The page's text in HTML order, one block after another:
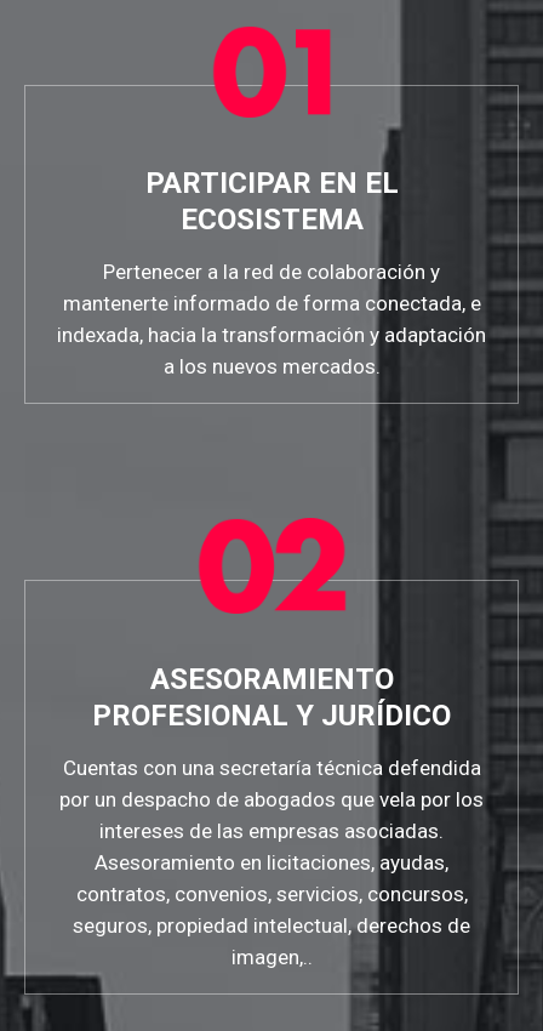
PARTICIPAR EN EL
ECOSISTEMA
Pertenecer a la red de colaboración y
mantenerte informado de forma conectada, e
indexada, hacia la transformación y adaptación
a los nuevos mercados.
ASESORAMIENTO
PROFESIONAL Y JURÍDICO
Cuentas con una secretaría técnica defendida
por un despacho de abogados que vela por los
intereses de las empresas asociadas.
Asesoramiento en licitaciones, ayudas,
contratos, convenios, servicios, concursos,
seguros, propiedad intelectual, derechos de
imagen,..